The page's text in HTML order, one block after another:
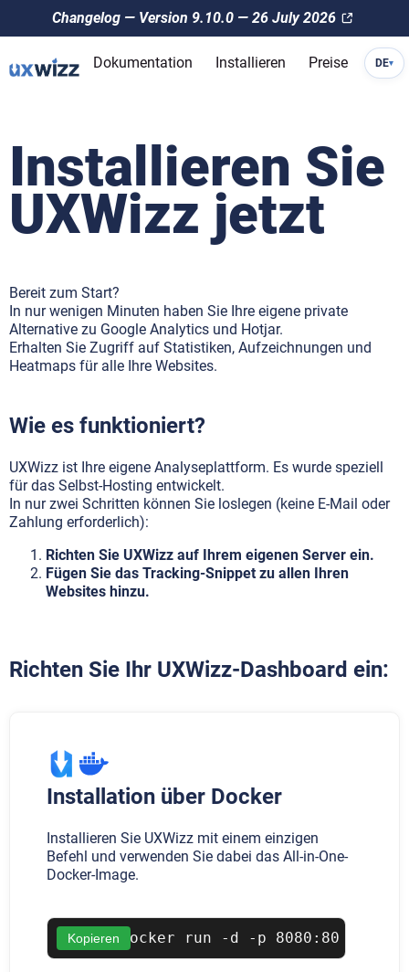
Changelog — Version 9.10.0 — 26 July 2026
Dokumentation Installieren Preise DE▾
Installieren Sie
UXWizz jetzt
Bereit zum Start?
In nur wenigen Minuten haben Sie Ihre eigene private
Alternative zu Google Analytics und Hotjar.
Erhalten Sie Zugriff auf Statistiken, Aufzeichnungen und
Heatmaps für alle Ihre Websites.
Wie es funktioniert?
UXWizz ist Ihre eigene Analyseplattform. Es wurde speziell
für das Selbst-Hosting entwickelt.
In nur zwei Schritten können Sie loslegen (keine E-Mail oder
Zahlung erforderlich):
Richten Sie UXWizz auf Ihrem eigenen Server ein.
Fügen Sie das Tracking-Snippet zu allen Ihren
Websites hinzu.
Richten Sie Ihr UXWizz-Dashboard ein:
Installation über Docker
Installieren Sie UXWizz mit einem einzigen
Befehl und verwenden Sie dabei das All-in-One-
Docker-Image.
Kopieren docker run -d -p 8080:80 --